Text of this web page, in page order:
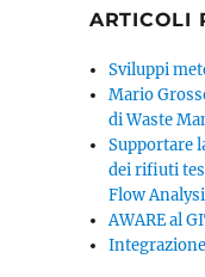
ARTICOLI
Sviluppi
Mario
di Waste
Supportare
dei rifiuti
Flow
AWARE al
Integrazione